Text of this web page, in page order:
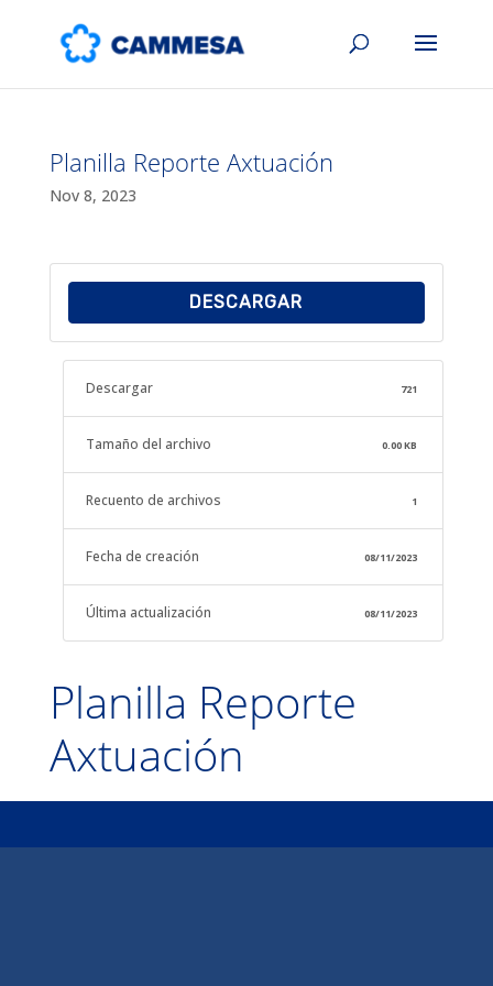
Planilla Reporte Axtuación
Nov 8, 2023
DESCARGAR
Descargar 721
Tamaño del archivo 0.00 KB
Recuento de archivos 1
Fecha de creación 08/11/2023
Última actualización 08/11/2023
Planilla Reporte
Axtuación